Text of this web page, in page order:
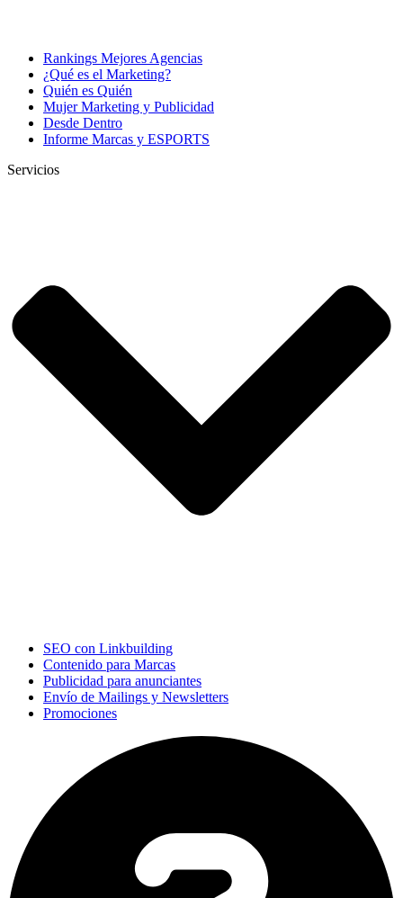
Rankings Mejores Agencias
¿Qué es el Marketing?
Quién es Quién
Mujer Marketing y Publicidad
Desde Dentro
Informe Marcas y ESPORTS
Servicios
SEO con Linkbuilding
Contenido para Marcas
Publicidad para anunciantes
Envío de Mailings y Newsletters
Promociones